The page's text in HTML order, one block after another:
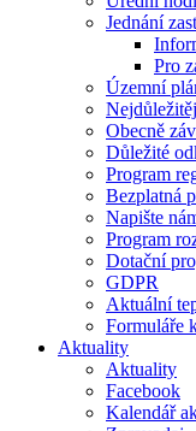
Jednání
Pro
Územní
Obecně
Důležité
Program
Bezplatná
Napište
Program
Dotační
GDPR
Aktuální
Formuláře
Aktuality
Aktuality
Facebook
Kalendář